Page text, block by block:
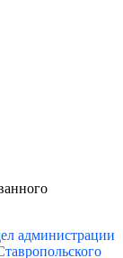
администрации